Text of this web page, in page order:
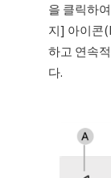
을 클릭하
지] 아이콘
하고 연속
다.